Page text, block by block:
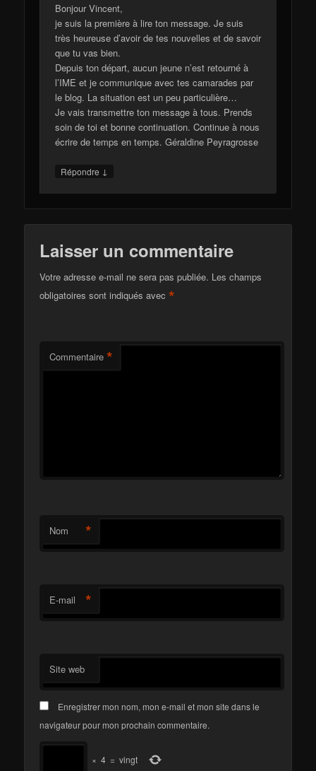
Bonjour Vincent,
je suis la première à lire ton message. Je suis
très heureuse d’avoir de tes nouvelles et de savoir
que tu vas bien.
Depuis ton départ, aucun jeune n’est retourné à
l’IME et je communique avec tes camarades par
le blog. La situation est un peu particulière…
Je vais transmettre ton message à tous. Prends
soin de toi et bonne continuation. Continue à nous
écrire de temps en temps. Géraldine Peyragrosse
Répondre ↓
Laisser un commentaire
Votre adresse e-mail ne sera pas publiée. Les champs
obligatoires sont indiqués avec*
Commentaire *
Nom *
E-mail *
Site web
Enregistrer mon nom, mon e-mail et mon site dans le
navigateur pour mon prochain commentaire.
× 4 = vingt